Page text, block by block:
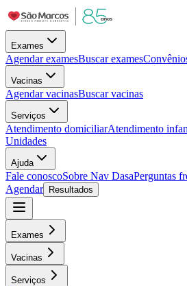
Exames
Agendar examesBuscar exames
Vacinas
Agendar vacinasBuscar vacinas
Serviços
Atendimento domiciliarAtendimento
Unidades
Ajuda
Fale conoscoSobre Nav DasaPerguntas
Agendar
Resultados
Exames
Vacinas
Serviços